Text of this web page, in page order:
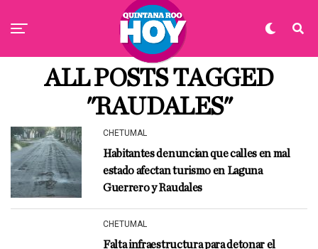
ALL POSTS TAGGED
"RAUDALES"
CHETUMAL
Habitantes denuncian que calles en mal
estado afectan turismo en Laguna
Guerrero y Raudales
CHETUMAL
Falta infraestructura para detonar el